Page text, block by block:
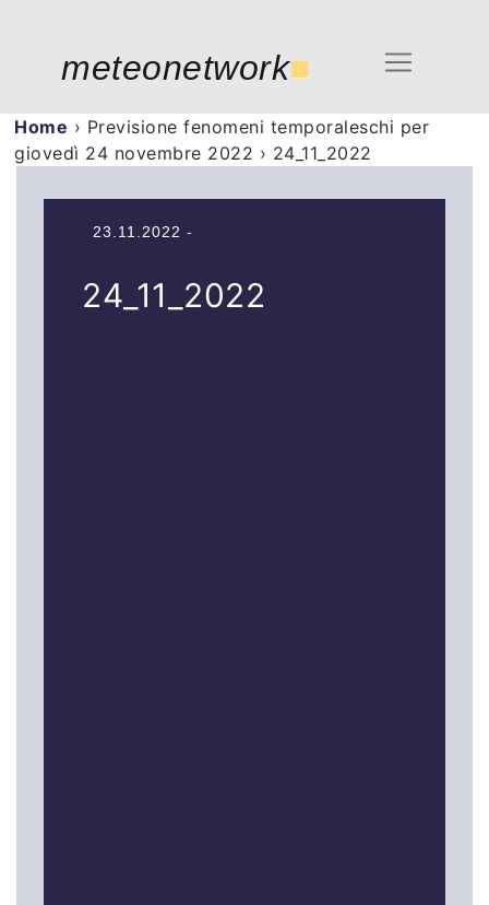
meteonetwork■
Home › Previsione fenomeni temporaleschi per
giovedì 24 novembre 2022 › 24_11_2022
23.11.2022 -
24_11_2022